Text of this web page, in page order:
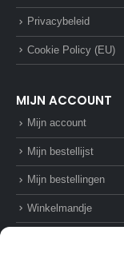
Privacybeleid
Cookie Policy (EU)
MIJN ACCOUNT
Mijn account
Mijn bestellijst
Mijn bestellingen
Winkelmandje